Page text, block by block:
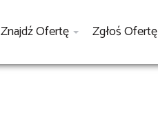
Znajdź Ofertę Zgłoś Ofertę